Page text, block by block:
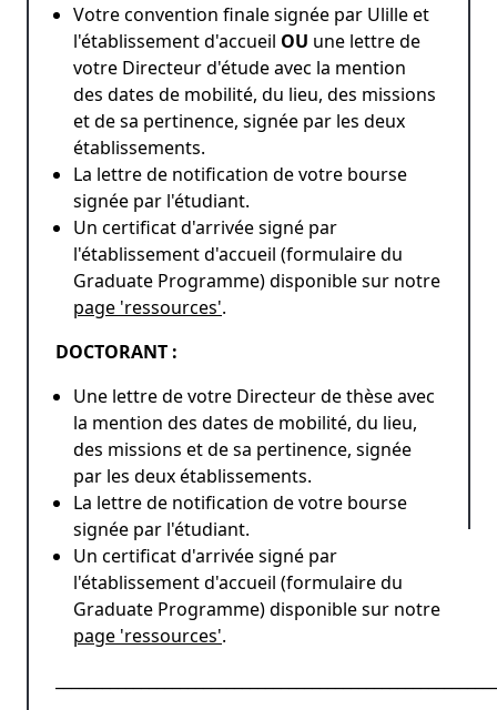
Votre convention finale signée par Ulille et
l'établissement d'accueil OU une lettre de
votre Directeur d'étude avec la mention
des dates de mobilité, du lieu, des missions
et de sa pertinence, signée par les deux
établissements.
La lettre de notification de votre bourse
signée par l'étudiant.
Un certificat d'arrivée signé par
l'établissement d'accueil (formulaire du
Graduate Programme) disponible sur notre
page 'ressources'.
DOCTORANT :
Une lettre de votre Directeur de thèse avec
la mention des dates de mobilité, du lieu,
des missions et de sa pertinence, signée
par les deux établissements.
La lettre de notification de votre bourse
signée par l'étudiant.
Un certificat d'arrivée signé par
l'établissement d'accueil (formulaire du
Graduate Programme) disponible sur notre
page 'ressources'.